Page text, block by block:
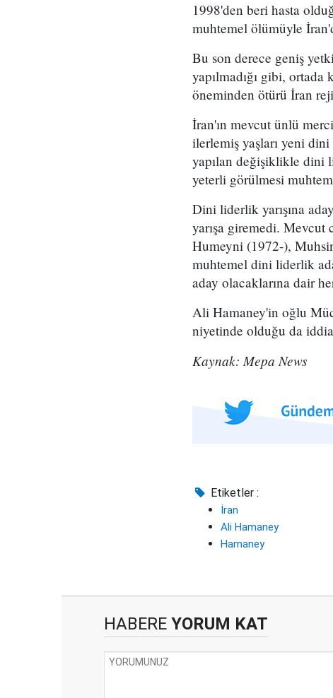
1998'den beri hasta
muhtemel ölümüyle
Bu son derece geniş
yapılmadığı gibi,
öneminden ötürü İran
İran'ın mevcut ünlü
ilerlemiş yaşları yeni
yapılan değişiklikle dini
yeterli görülmesi
Dini liderlik yarışına
yarışa giremedi.
Humeyni (1972-),
muhtemel dini liderlik
aday olacaklarına dair
Ali Hamaney'in oğlu
niyetinde olduğu da
Kaynak: Mepa News
Etiketler :
İran
Ali Hamaney
Hamaney
HABERE YORUM KAT